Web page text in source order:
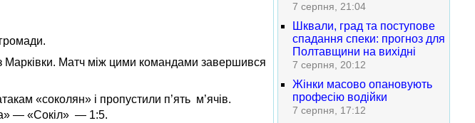
Марківки. Матч між цими командами завершився
«соколян» і пропустили п’ять м’ячів.
— «Сокіл» — 1:5.
7 серпня, 21:04
Шквали, град та поступове
спадання спеки: прогноз для
Полтавщини на вихідні
7 серпня, 20:12
Жінки масово опановують
професію водійки
7 серпня, 17:12